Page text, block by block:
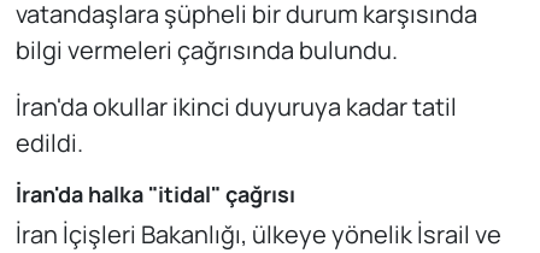
vatandaşlara şüpheli bir durum karşısında
bilgi vermeleri çağrısında bulundu.
İran'da okullar ikinci duyuruya kadar tatil
edildi.
İran'da halka "itidal" çağrısı
İran İçişleri Bakanlığı, ülkeye yönelik İsrail ve